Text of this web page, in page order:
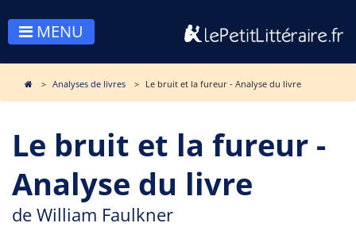
MENU
Analyses de livres Le bruit et la fureur - Analyse du livre
Le bruit et la fureur -
Analyse du livre
de William Faulkner